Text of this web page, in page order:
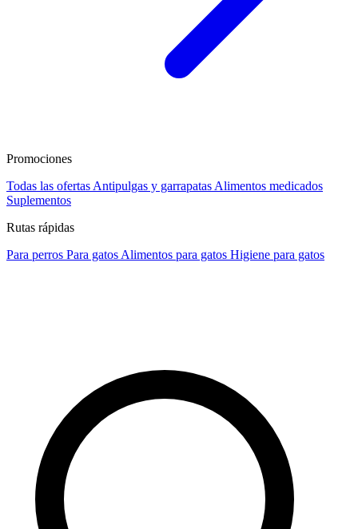
Promociones
Todas las ofertas Antipulgas y garrapatas Alimentos medicados
Suplementos
Rutas rápidas
Para perros Para gatos Alimentos para gatos Higiene para gatos